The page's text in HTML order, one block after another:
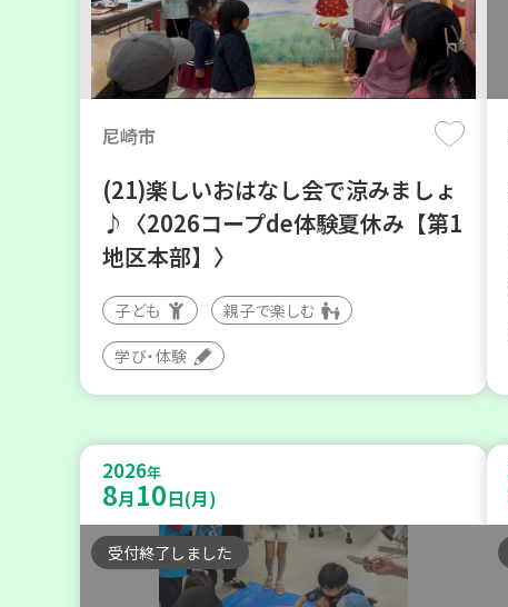
尼崎市
(21)楽しいおはなし会で涼みましょ
♪〈2026コープde体験夏休み【第1
地区本部】〉
子ども 親子で楽しむ
学び・体験
2026年
8月 10日(月)
受付終了しました